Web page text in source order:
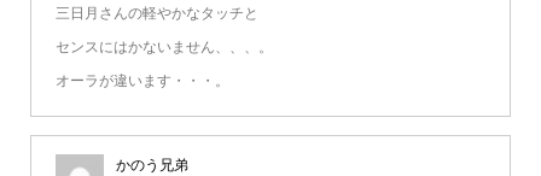
三日月さんの軽やかなタッチと
センスにはかないません、、、。
オーラが違います・・・。
かのう兄弟